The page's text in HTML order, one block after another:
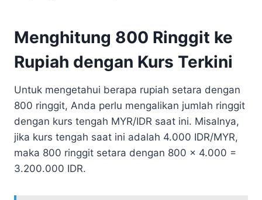
Menghitung 800 Ringgit ke
Rupiah dengan Kurs Terkini
Untuk mengetahui berapa rupiah setara dengan
800 ringgit, Anda perlu mengalikan jumlah ringgit
dengan kurs tengah MYR/IDR saat ini. Misalnya,
jika kurs tengah saat ini adalah 4.000 IDR/MYR,
maka 800 ringgit setara dengan 800 x 4.000 =
3.200.000 IDR.